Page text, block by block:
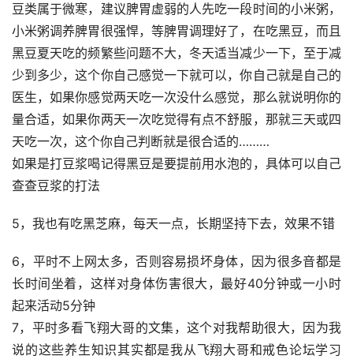
豆类属于微寒，建议脾胃虚弱的人先吃一段时间的小米粥，
小米粥调养脾胃很强悍，等脾胃调理好了，在吃黑豆，而且
黑豆夏天吃的频繁些问题不大，冬天适当减少一下，至于减
少到多少，这个你自己感觉一下就可以，你自己就是自己的
医生，如果你感觉两天吃一次没什么感觉，那么就说明你的
量合适，如果你两天一次吃觉得有点不舒服，那就三天或四
天吃一次，这个你自己判断就是很合适的………
如果是打豆浆喝记得黑豆是要提前用水泡的，具体可以自己
查查豆浆的打法
5，我也有吃黑芝麻，每天一点，长期坚持下去，效果不错
6，平时不上网太多，否则容易损坏身体，因为很多音都是
长时间坐着，这样对身体伤害很大，最好40分钟或一小时
起来活动5分钟
7，平时多看飞翔大哥的文集，这个对我帮助很大，因为我
说的这些养生知识其实都是我从飞翔大哥和戒色论坛学习